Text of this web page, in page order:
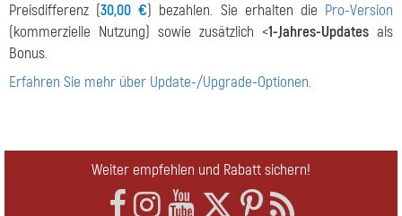
Preisdifferenz (30,00 €) bezahlen. Sie erhalten die Pro-Version
(kommerzielle Nutzung) sowie zusätzlich <1-Jahres-Updates als
Bonus.
Erfahren Sie mehr über Update-/Upgrade-Optionen.
Weiter empfehlen und Rabatt sichern!